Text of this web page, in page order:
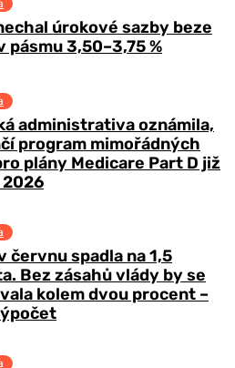
úrokové sazby beze
pásmu 3,50–3,75 %
administrativa oznámila,
program mimořádných
plány Medicare Part D již
2026
červnu spadla na 1,5
Bez zásahů vlády by se
kolem dvou procent –